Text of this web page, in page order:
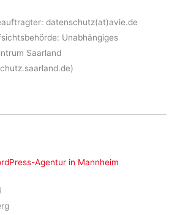
datenschutz(at)avie.de
Unabhängiges
Saarland
Agentur in Mannheim